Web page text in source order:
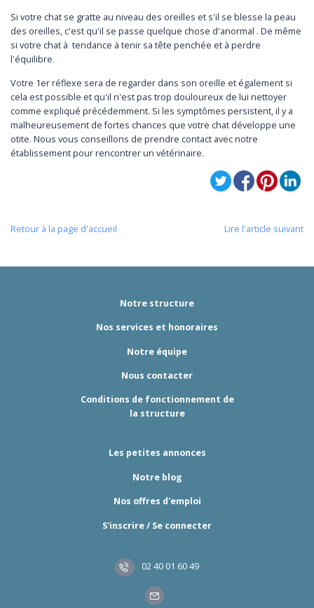
Si votre chat se gratte au niveau des oreilles et s'il se blesse la peau
des oreilles, c'est qu'il se passe quelque chose d'anormal . De même
si votre chat à tendance à tenir sa tête penchée et à perdre
l'équilibre.
Votre 1er réflexe sera de regarder dans son oreille et également si
cela est possible et qu'il n'est pas trop douloureux de lui nettoyer
comme expliqué précédemment. Si les symptômes persistent, il y a
malheureusement de fortes chances que votre chat développe une
otite. Nous vous conseillons de prendre contact avec notre
établissement pour rencontrer un vétérinaire.
Retour à la page d'accueil Lire l'article suivant
Notre structure
Nos services et honoraires
Notre équipe
Nous contacter
Conditions de fonctionnement de
la structure
Les petites annonces
Notre blog
Nos offres d'emploi
S'inscrire / Se connecter
02 40 01 60 49